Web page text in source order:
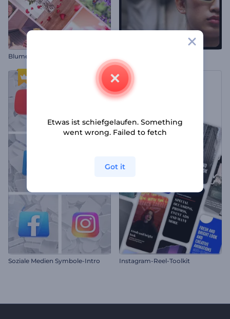
Blumenboutique Promo-Reel
Soziale Medien Symbole-Intro Instagram-Reel-Toolkit
Etwas ist schiefgelaufen. Something
went wrong. Failed to fetch
Got it